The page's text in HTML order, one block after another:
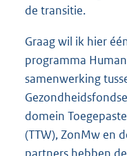
de transitie.
Graag wil ik hier
programma
samenwerking
domein
(TTW), ZonMw en